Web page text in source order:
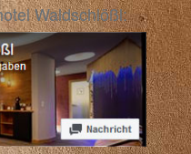
Waldschlößl: